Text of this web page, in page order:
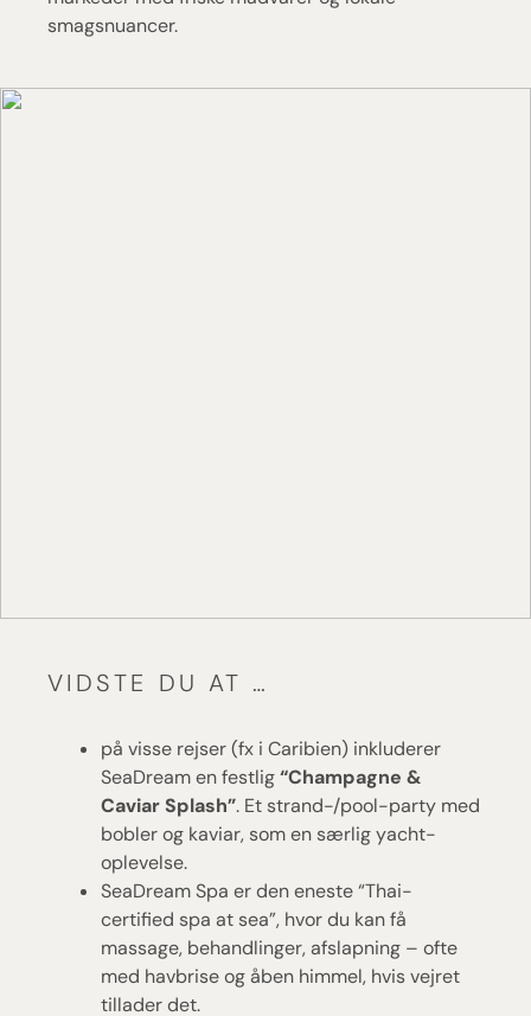
smagsnuancer.
VIDSTE DU AT …
på visse rejser (fx i Caribien) inkluderer
SeaDream en festlig“Champagne &
Caviar Splash”. Et strand-/pool-party med
bobler og kaviar, som en særlig yacht-
oplevelse.
SeaDream Spa er den eneste “Thai-
certified spa at sea”, hvor du kan få
massage, behandlinger, afslapning – ofte
med havbrise og åben himmel, hvis vejret
tillader det.